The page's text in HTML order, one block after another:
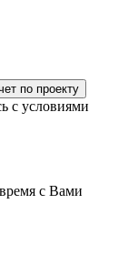
с условиями
с Вами